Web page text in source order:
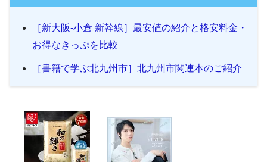
［新大阪-小倉 新幹線］最安値の紹介と格安料金・
お得なきっぷを比較
［書籍で学ぶ北九州市］北九州市関連本のご紹介